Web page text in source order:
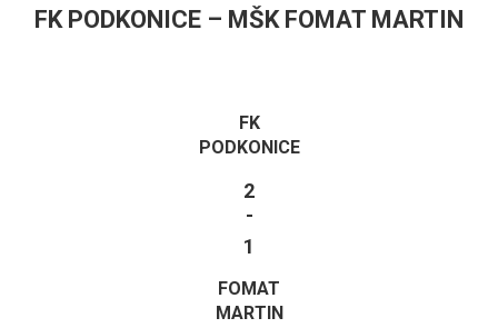
FK PODKONICE – MŠK FOMAT MARTIN
FK
PODKONICE
2
-
1
FOMAT
MARTIN